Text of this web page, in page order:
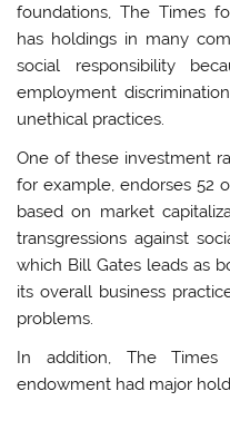
foundations, The Times
has holdings in many
social responsibility
employment
unethical practices.
One of these investment
for example, endorses 52
based on market
transgressions against
which Bill Gates leads as
its overall business
problems.
In addition, The Times
endowment had major